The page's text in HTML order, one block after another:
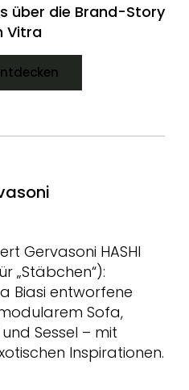
über die Brand-Story
Vitra
Gervasoni HASHI
„Stäbchen“):
Biasi entworfene
Sofa,
Sessel – mit
Inspirationen.